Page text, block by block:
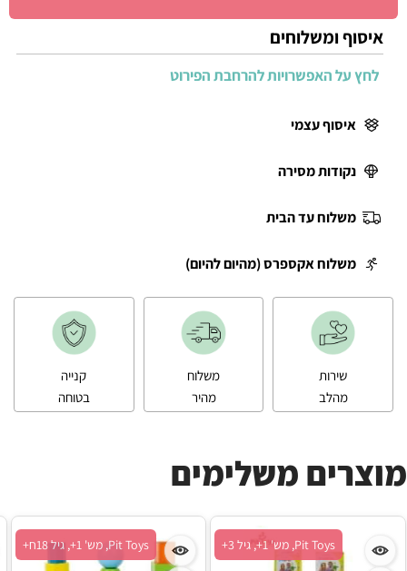
איסוף ומשלוחים
לחץ על האפשרויות להרחבת הפירוט
איסוף עצמי
נקודות מסירה
משלוח עד הבית
משלוח אקספרס (מהיום להיום)
שירות
מהלב
משלוח
מהיר
קנייה
בטוחה
מוצרים משלימים
Pit Toys, מש' 1+, גיל 18ח+ Pit Toys, מש' 1+, גיל 3+